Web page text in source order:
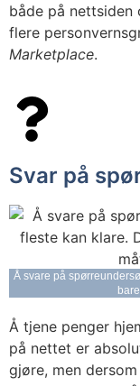
både på nettsiden
flere
Marketplace.
Svar på
Å svare på
Å tjene penger
på nettet er
gjøre, men